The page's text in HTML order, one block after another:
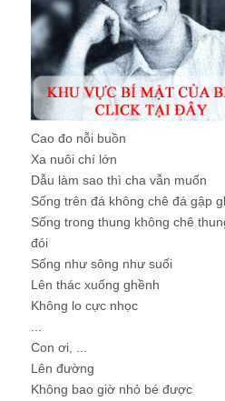
Cao đo nỗi buồn
Xa nuôi chí lớn
Dẫu làm sao thì cha vẫn muốn
Sống trên đá không chê đá gập
Sống trong thung không chê
đói
Sống như sông như suối
Lên thác xuống ghềnh
Không lo cực nhọc
Con ơi, ...
Lên đường
Không bao giờ nhỏ bé được